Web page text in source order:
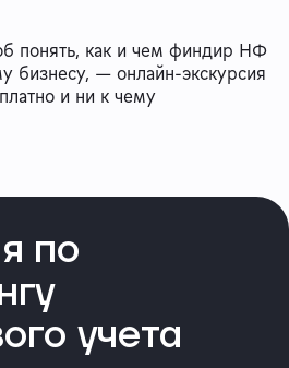
понять, как и чем финдир НФ
бизнесу, — онлайн-экскурсия
и ни к чему
по
учета